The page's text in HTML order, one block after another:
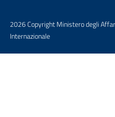
2026 Copyright Ministero degli
Internazionale